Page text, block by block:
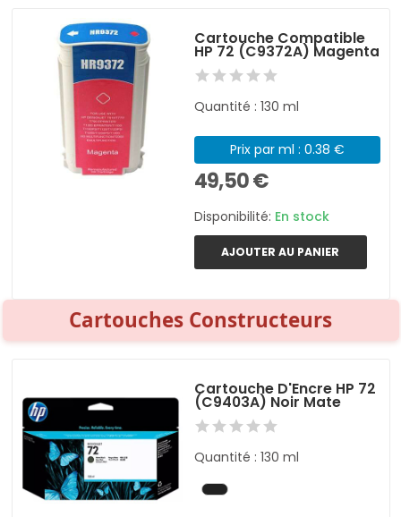
Cartouche Compatible
HP 72 (C9372A) Magenta
Quantité : 130 ml
Prix par ml : 0.38 €
49,50 €
Disponibilité: En stock
AJOUTER AU PANIER
Cartouches Constructeurs
Cartouche D'Encre HP 72
(C9403A) Noir Mate
Quantité : 130 ml